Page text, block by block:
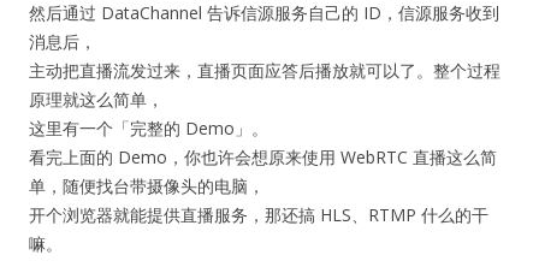
然后通过 DataChannel 告诉信源服务自己的 ID，信源服务收到
消息后，
主动把直播流发过来，直播页面应答后播放就可以了。整个过程
原理就这么简单，
这里有一个「完整的 Demo」。
看完上面的 Demo，你也许会想原来使用 WebRTC 直播这么简
单，随便找台带摄像头的电脑，
开个浏览器就能提供直播服务，那还搞 HLS、RTMP 什么的干
嘛。